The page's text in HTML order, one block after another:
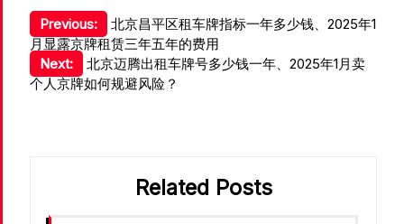
文
章
导
Previous:
北京昌平区租车牌指标一年多少钱、2025年1
月显露京牌租赁三年五年的费用
Next:
北京迈腾出租车牌号多少钱一年、2025年1月卖
个人京牌如何规避风险？
Related Posts